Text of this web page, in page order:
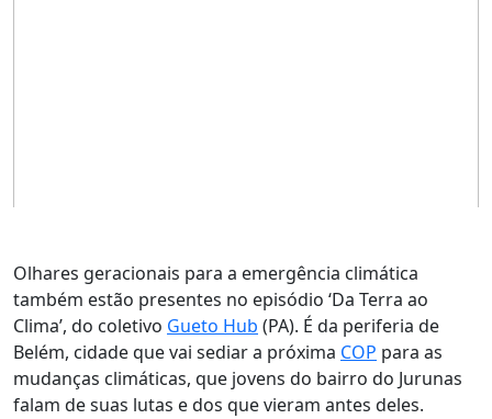
Olhares geracionais para a emergência climática
também estão presentes no episódio ‘Da Terra ao
Clima’, do coletivo Gueto Hub (PA). É da periferia de
Belém, cidade que vai sediar a próxima COP para as
mudanças climáticas, que jovens do bairro do Jurunas
falam de suas lutas e dos que vieram antes deles.